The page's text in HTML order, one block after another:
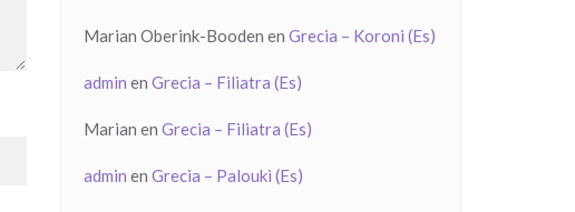
Marian Oberink-Booden en Grecia – Koroni (Es)
admin en Grecia – Filiatra (Es)
Marian en Grecia – Filiatra (Es)
admin en Grecia – Palouki (Es)